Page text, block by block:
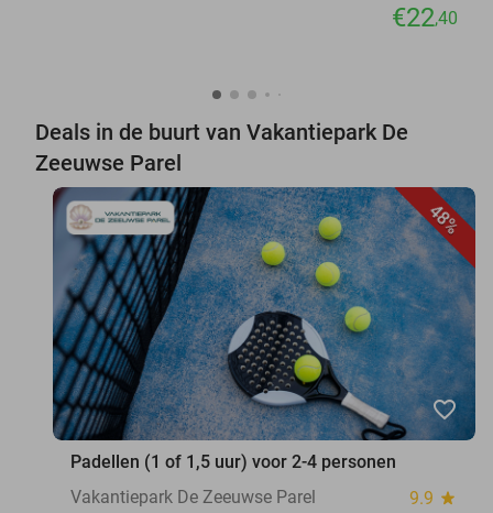
€22,40
Deals in de buurt van Vakantiepark De
Zeeuwse Parel
48%
favorite_border
Padellen (1 of 1,5 uur) voor 2-4 personen
Vakantiepark De Zeeuwse Parel
9.9 star